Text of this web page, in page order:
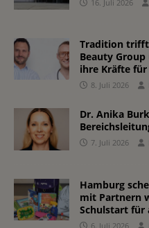
16. Juli 2026
Tradition
Beauty Group
ihre Kräfte für
8. Juli 2026
Dr. Anika
7. Juli 2026
Hamburg
mit Partnern
Schulstart für
6. Juli 2026